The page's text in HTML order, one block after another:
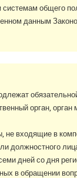
общего
данным
орган,
входящие в
должностного
дней со дня
в обращении